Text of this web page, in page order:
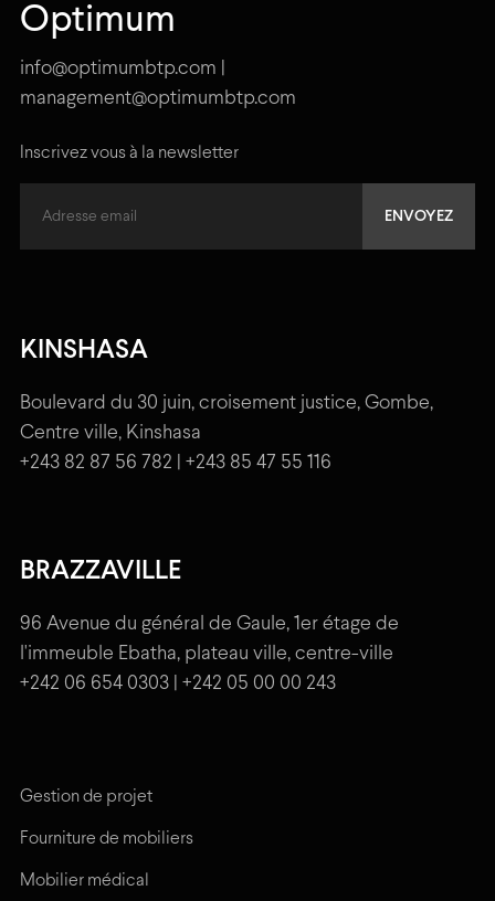
Optimum
info@optimumbtp.com |
management@optimumbtp.com
Inscrivez vous à la newsletter
KINSHASA
Boulevard du 30 juin, croisement justice, Gombe,
Centre ville, Kinshasa
+243 82 87 56 782 | +243 85 47 55 116
BRAZZAVILLE
96 Avenue du général de Gaule, 1er étage de
l'immeuble Ebatha, plateau ville, centre-ville
+242 06 654 0303 | +242 05 00 00 243
Gestion de projet
Fourniture de mobiliers
Mobilier médical